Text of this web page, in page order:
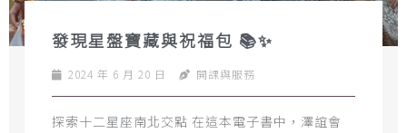
發現星盤寶藏與祝福包 📚✨
2024 年 6 月 20 日 開課與服務
探索十二星座南北交點 在這本電子書中，澤誼會